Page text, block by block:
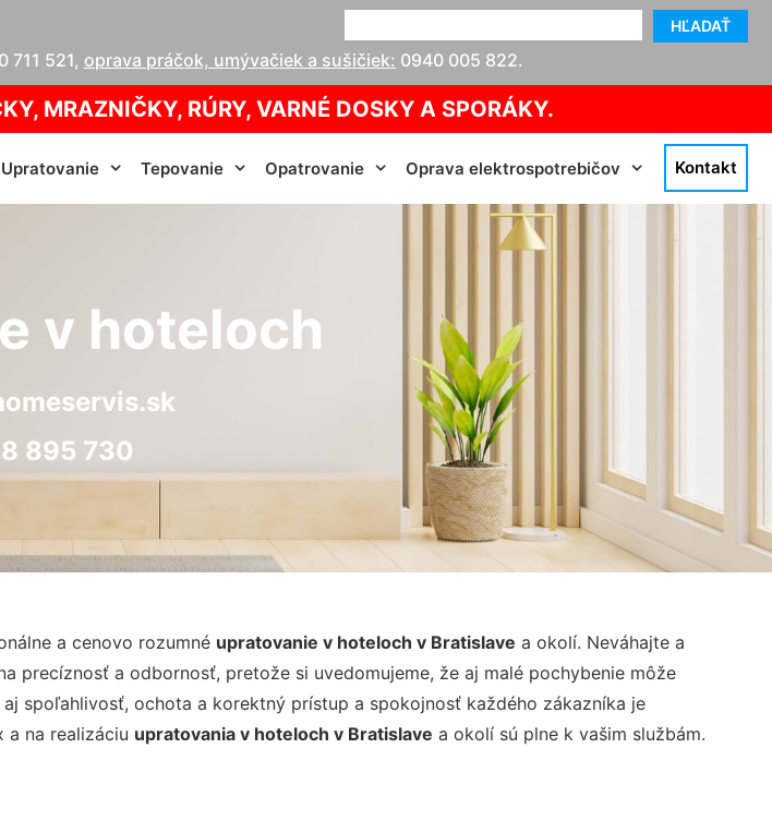
HĽADAŤ
711 521, oprava práčok, umývačiek a sušičiek: 0940 005 822.
MRAZNIČKY, RÚRY, VARNÉ DOSKY A SPORÁKY.
Upratovanie Tepovanie Opatrovanie Oprava elektrospotrebičov Kontakt
v hoteloch
895 730
a cenovo rozumné upratovanie v hoteloch v Bratislave a okolí. Neváhajte a
precíznosť a odbornosť, pretože si uvedomujeme, že aj malé pochybenie môže
spoľahlivosť, ochota a korektný prístup a spokojnosť každého zákazníka je
a na realizáciu upratovania v hoteloch v Bratislave a okolí sú plne k vašim službám.